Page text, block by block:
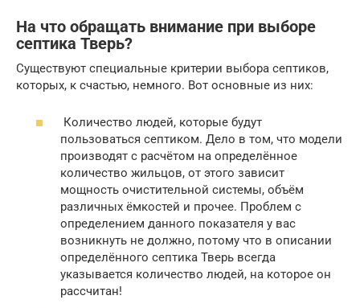
На что обращать внимание при выборе
септика Тверь?
Существуют специальные критерии выбора септиков,
которых, к счастью, немного. Вот основные из них:
Количество людей, которые будут
пользоваться септиком. Дело в том, что модели
производят с расчётом на определённое
количество жильцов, от этого зависит
мощность очистительной системы, объём
различных ёмкостей и прочее. Проблем с
определением данного показателя у вас
возникнуть не должно, потому что в описании
определённого септика Тверь всегда
указывается количество людей, на которое он
рассчитан!